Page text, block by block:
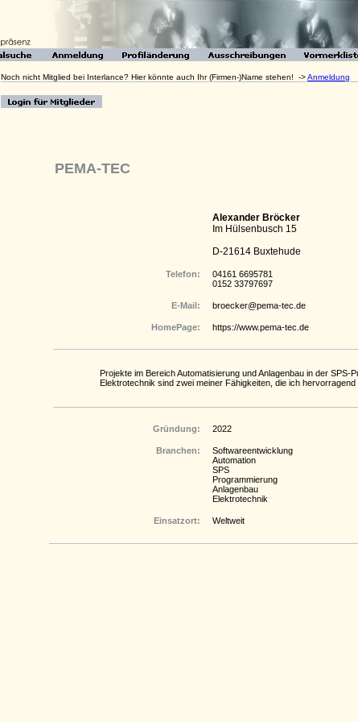
Noch nicht Mitglied bei Interlance? Hier könnte auch Ihr (Firmen-)Name stehen! ->Anmeldung
PEMA-TEC
Alexander Bröcker
Im Hülsenbusch 15
D-21614 Buxtehude
Telefon:
04161 6695781
0152 33797697
E-Mail: broecker@pema-tec.de
HomePage: https://www.pema-tec.de
Projekte im Bereich Automatisierung und Anlagenbau in der
Elektrotechnik sind zwei meiner Fähigkeiten, die ich hervorragend
Gründung: 2022
Branchen:
Softwareentwicklung
Automation
SPS
Programmierung
Anlagenbau
Elektrotechnik
Einsatzort: Weltweit